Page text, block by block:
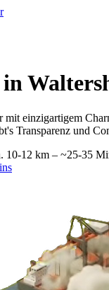
in
mit einzigartigem
Transparenz und
10-12 km – ~25-35